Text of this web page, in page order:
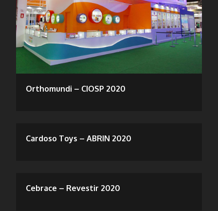
Orthomundi – CIOSP 2020
Cardoso Toys – ABRIN 2020
Cebrace – Revestir 2020